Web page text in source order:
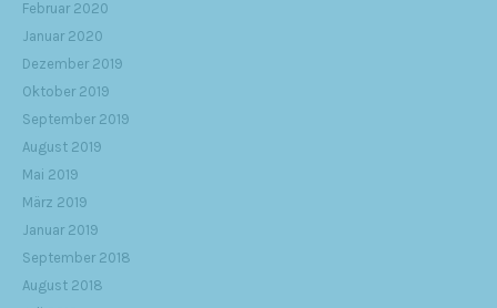
Februar 2020
Januar 2020
Dezember 2019
Oktober 2019
September 2019
August 2019
Mai 2019
März 2019
Januar 2019
September 2018
August 2018